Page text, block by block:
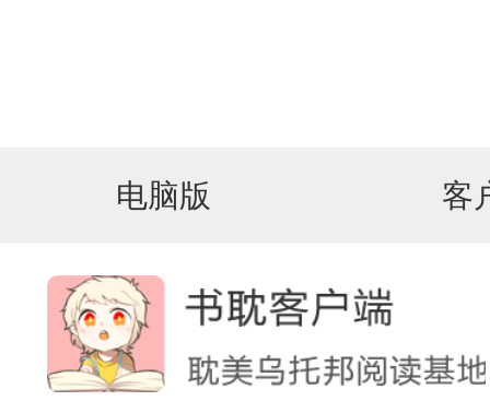
电脑版 客